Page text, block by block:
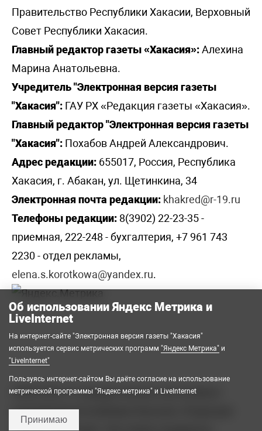
Правительство Республики Хакасии, Верховный
Совет Республики Хакасия.
Главный редактор газеты «Хакасия»:Алехина
Марина Анатольевна.
Учредитель "Электронная версия газеты
"Хакасия": ГАУ РХ «Редакция газеты «Хакасия».
Главный редактор "Электронная версия газеты
"Хакасия": Похабов Андрей Александрович.
Адрес редакции: 655017, Россия, Республика
Хакасия, г. Абакан, ул. Щетинкина, 34
Электронная почта редакции: khakred@r-19.ru
Телефоны редакции: 8(3902) 22-23-35 -
приемная, 222-248 - бухгалтерия, +7 961 743
2230 - отдел рекламы,
elena.s.korotkowa@yandex.ru.
2008-2026 © Государственное автономное
учреждение Республики Хакасия «Редакция
Об использовании Яндекс Метрика и
LiveInternet
На интернет-сайте "Электронная версия газеты "Хакасия"
используется сервис метрических программ "Яндекс Метрика" и
"LiveInternet"
Пользуясь интернет-сайтом Вы даёте согласие на использование
метрической программы "Яндекс метрика" и LiveInternet
Принимаю